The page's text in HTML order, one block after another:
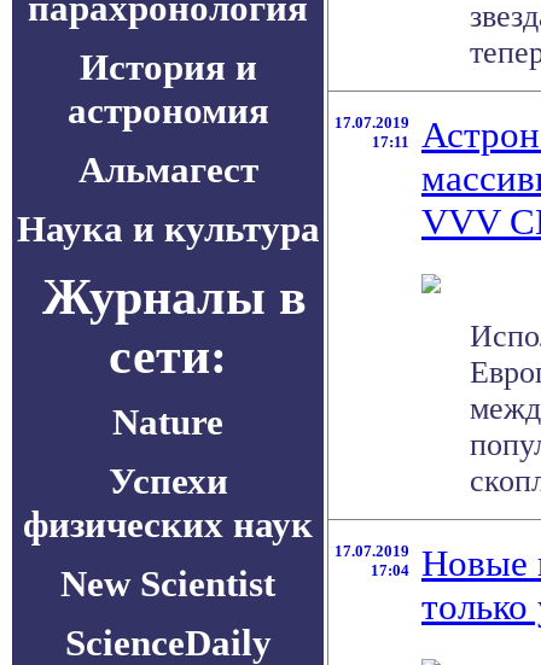
История и
астрономия
Альмагест
Наука и культура
Журналы в
сети:
Nature
Успехи
физических наук
New Scientist
ScienceDaily
17.07.2019
17:11
VVV
17.07.2019
17:04
Новые